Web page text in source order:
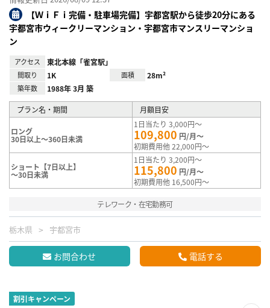
【ＷｉＦｉ完備・駐車場完備】宇都宮駅から徒歩20分にある
宇都宮市ウィークリーマンション・宇都宮市マンスリーマンショ
ン
アクセス 東北本線「雀宮駅」
間取り 1K 面積 28m²
築年数 1988年 3月 築
プラン名・期間 月額目安
ロング
30日以上～360日未満
1日当たり 3,000円～
109,800 円/月～
初期費用他 22,000円～
ショート【7日以上】
～30日未満
1日当たり 3,200円～
115,800 円/月～
初期費用他 16,500円～
テレワーク・在宅勤務可
栃木県 宇都宮市
お問合わせ 電話する
割引キャンペーン